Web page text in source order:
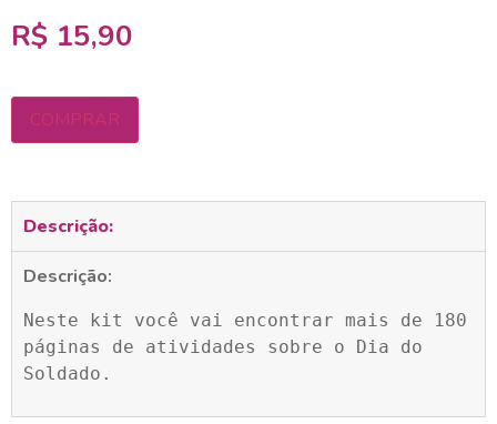
R$ 15,90
COMPRAR
Descrição:
Descrição:
Neste kit você vai encontrar mais de 180
páginas de atividades sobre o Dia do
Soldado.